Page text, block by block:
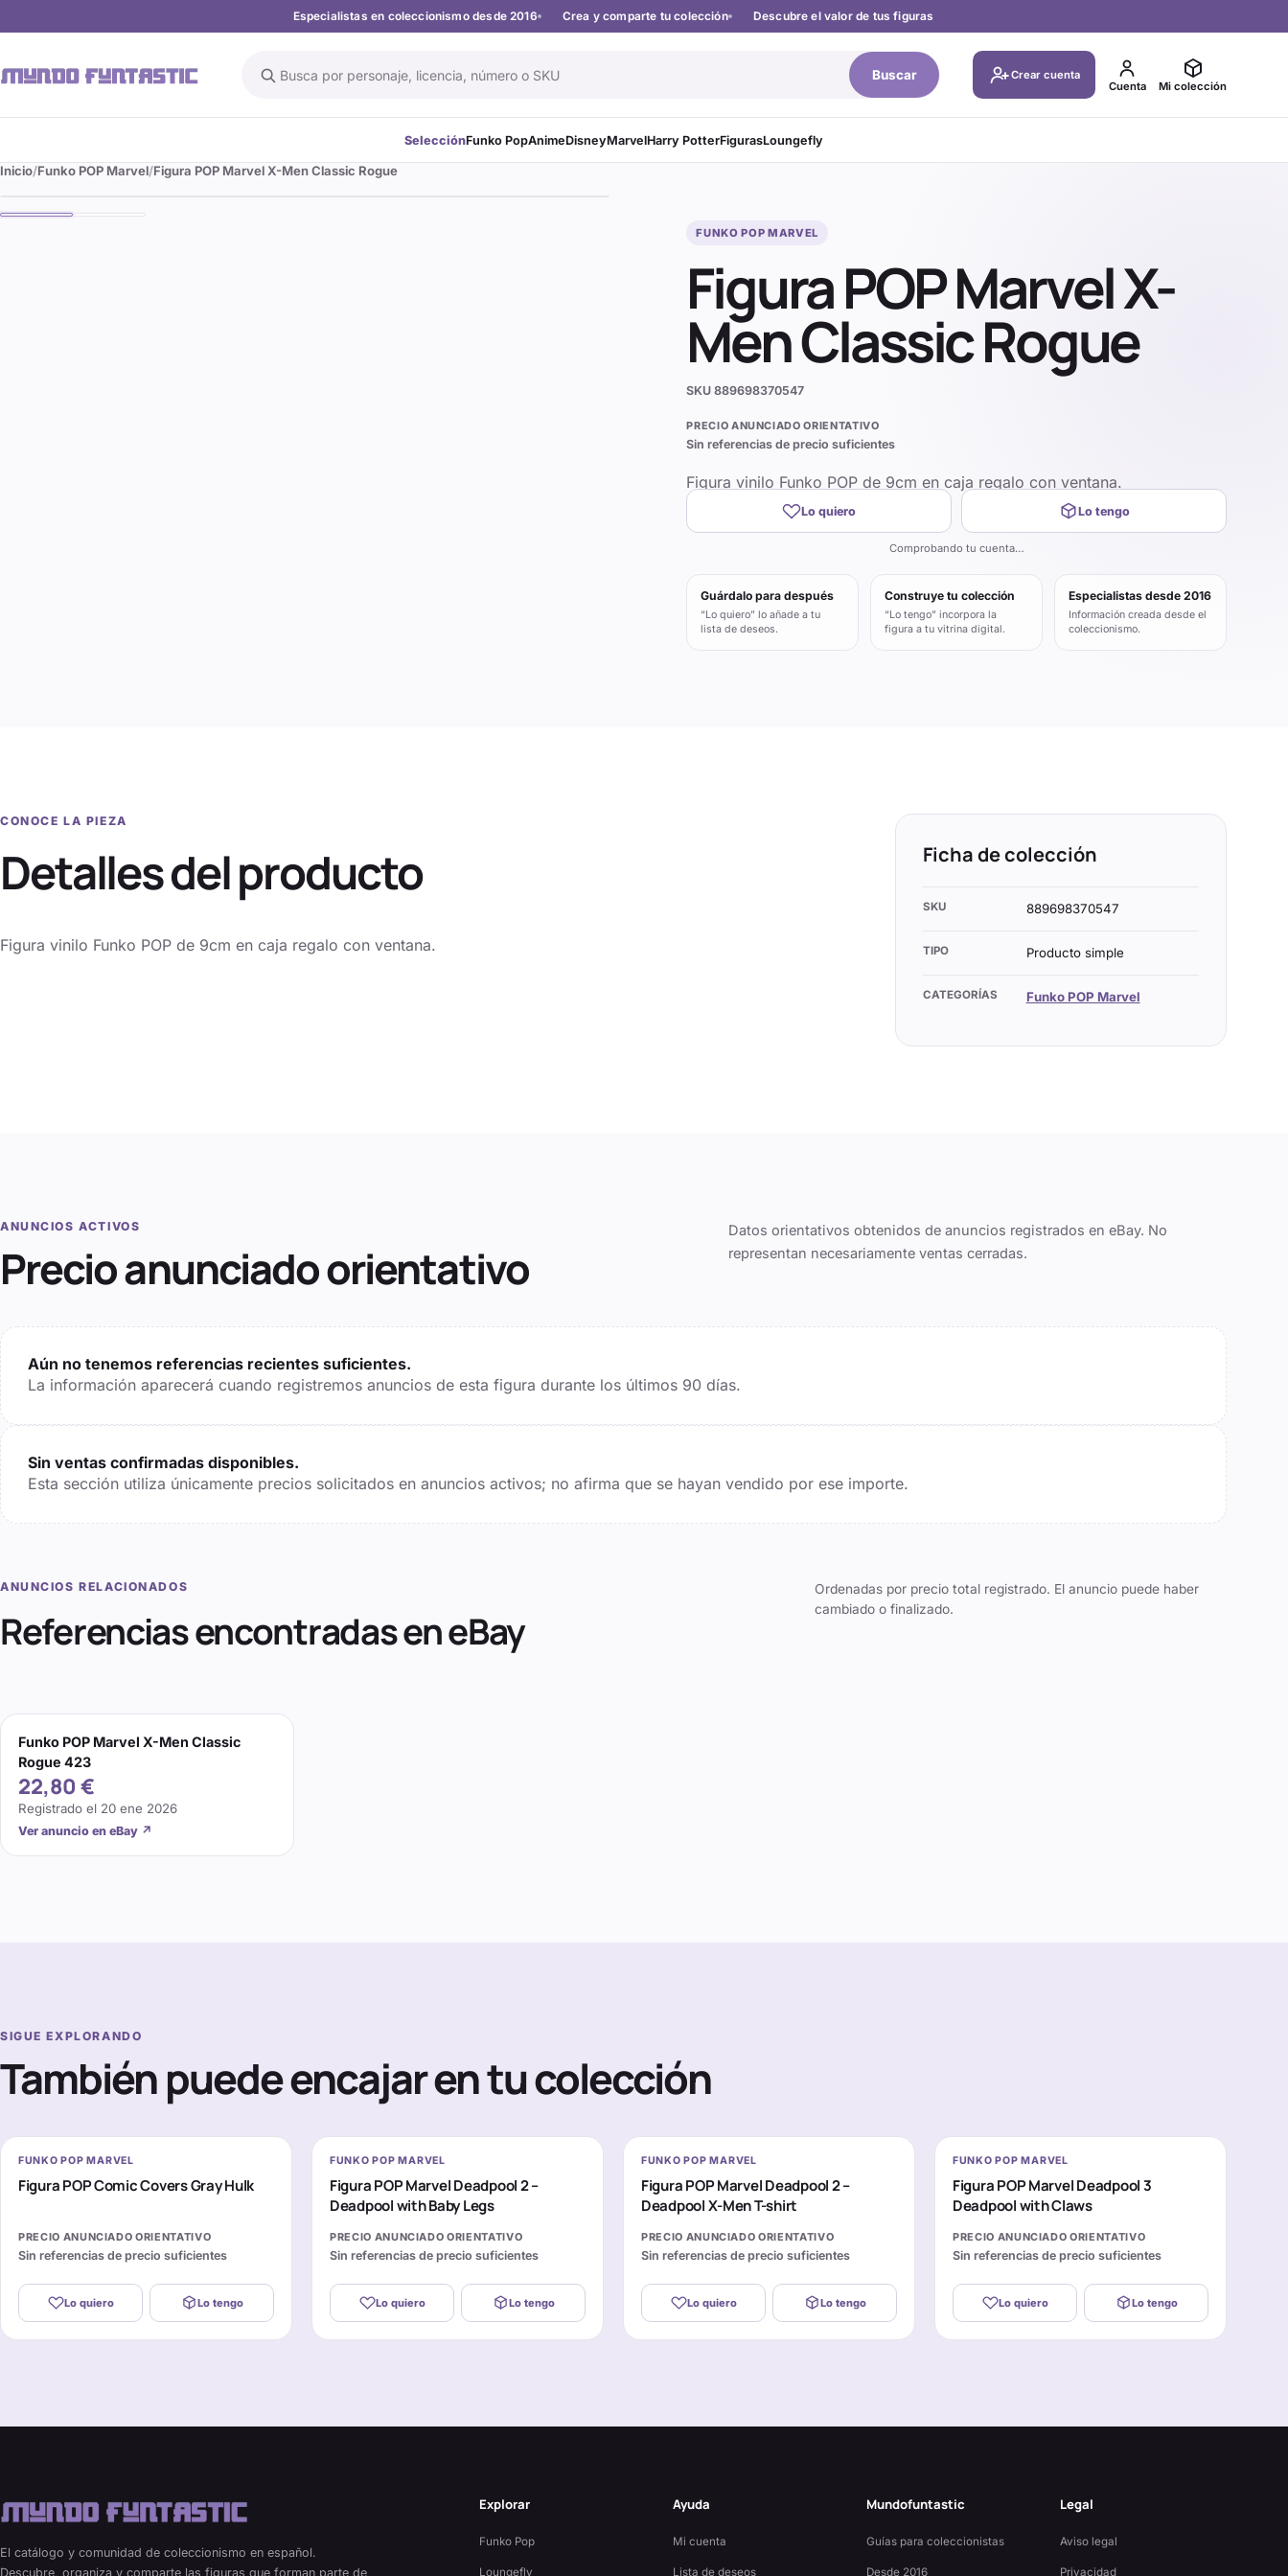
Especialistas en coleccionismo desde 2016 Crea y comparte tu colección Descubre el valor de tus figuras
Buscar en el catálogo Buscar
Crear cuenta
Cuenta
Mi colección
SelecciónFunko PopAnimeDisneyMarvelHarry PotterFigurasLoungefly
Inicio Funko POP Marvel Figura POP Marvel X-Men Classic Rogue
FUNKO POP MARVEL
Figura POP Marvel X-
Men Classic Rogue
SKU889698370547
PRECIO ANUNCIADO ORIENTATIVO
Sin referencias de precio suficientes
Figura vinilo Funko POP de 9cm en caja regalo con ventana.
Lo quiero Lo tengo
Comprobando tu cuenta…
Guárdalo para después
“Lo quiero” lo añade a tu
lista de deseos.
Construye tu colección
“Lo tengo” incorpora la
figura a tu vitrina digital.
Especialistas desde 2016
Información creada desde el
coleccionismo.
CONOCE LA PIEZA
Detalles del producto
Figura vinilo Funko POP de 9cm en caja regalo con ventana.
Ficha de colección
SKU 889698370547
TIPO Producto simple
CATEGORÍAS Funko POP Marvel
ANUNCIOS ACTIVOS
Precio anunciado orientativo
Datos orientativos obtenidos de anuncios registrados en eBay. No
representan necesariamente ventas cerradas.
Aún no tenemos referencias recientes suficientes.
La información aparecerá cuando registremos anuncios de esta figura durante los últimos 90 días.
Sin ventas confirmadas disponibles.
Esta sección utiliza únicamente precios solicitados en anuncios activos; no afirma que se hayan vendido por ese importe.
ANUNCIOS RELACIONADOS
Referencias encontradas en eBay
Ordenadas por precio total registrado. El anuncio puede haber
cambiado o finalizado.
Funko POP Marvel X-Men Classic
Rogue 423
22,80 €
Registrado el 20 ene 2026
Ver anuncio en eBay ↗
SIGUE EXPLORANDO
También puede encajar en tu colección
FUNKO POP MARVEL
Figura POP Comic Covers Gray Hulk
PRECIO ANUNCIADO ORIENTATIVO
Sin referencias de precio suficientes
Lo quiero Lo tengo
FUNKO POP MARVEL
Figura POP Marvel Deadpool 2 –
Deadpool with Baby Legs
PRECIO ANUNCIADO ORIENTATIVO
Sin referencias de precio suficientes
Lo quiero Lo tengo
FUNKO POP MARVEL
Figura POP Marvel Deadpool 2 –
Deadpool X-Men T-shirt
PRECIO ANUNCIADO ORIENTATIVO
Sin referencias de precio suficientes
Lo quiero Lo tengo
FUNKO POP MARVEL
Figura POP Marvel Deadpool 3
Deadpool with Claws
PRECIO ANUNCIADO ORIENTATIVO
Sin referencias de precio suficientes
Lo quiero Lo tengo
El catálogo y comunidad de coleccionismo en español.
Descubre, organiza y comparte las figuras que forman parte de
Explorar
Funko Pop
Loungefly
Ayuda
Mi cuenta
Lista de deseos
Mundofuntastic
Guías para coleccionistas
Desde 2016
Legal
Aviso legal
Privacidad